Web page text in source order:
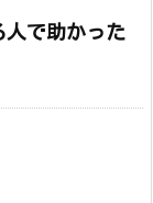
で助かった